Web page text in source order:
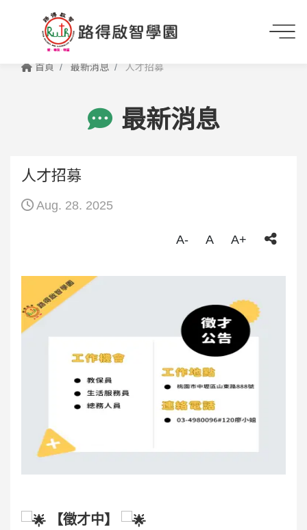
首頁 最新消息 人才招募
最新消息
人才招募
Aug. 28. 2025
A- A A+
【徵才中】